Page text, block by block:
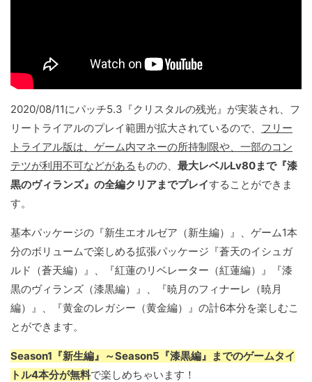
2020/08/11にパッチ5.3『クリスタルの残光』が実装され、フ
リートライアルのプレイ範囲が拡大されているので、 フリー
トライアル版は、ゲーム内マネーの所持制限や、一部のコン
テツが利用不可などがある ものの、 最大レベルLv80まで『漆
黒のヴィランズ』の全編クリアまでプレイすることができま
す。
基本パッケージの『新生エオルゼア（新生編）』、ゲーム1本
分のボリュームで楽しめる拡張パッケージ『蒼天のイシュガ
ルド（蒼天編）』、『紅蓮のリベレーター（紅蓮編）』『漆
黒のヴィランズ（漆黒編）』、『暁月のフィナーレ（暁月
編）』、『黄金のレガシー（黄金編）』の計6本分を楽しむこ
とができます。
Season1『新生編』～Season5『漆黒編』までのゲームタイ
トル4本分が無料で楽しめちゃいます！